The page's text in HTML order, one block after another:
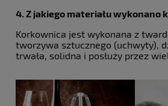
4. Z jakiego materiału wykonano
Korkownica jest wykonana z
tworzywa sztucznego (uchwyty),
trwała, solidna i posłuży przez